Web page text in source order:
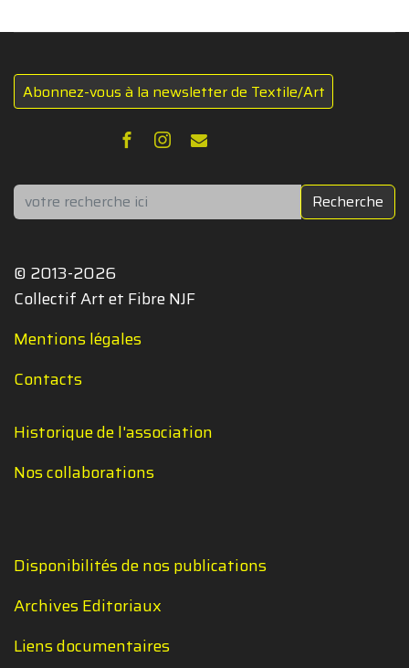
Abonnez-vous à la newsletter de Textile/Art
Rechercher Recherche
© 2013-2026
Collectif Art et Fibre NJF
Mentions légales
Contacts
Historique de l'association
Nos collaborations
Disponibilités de nos publications
Archives Editoriaux
Liens documentaires